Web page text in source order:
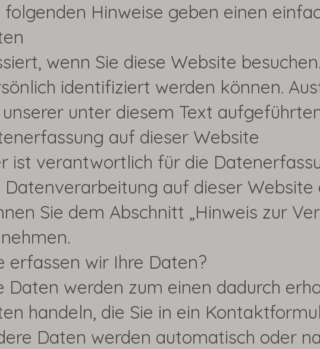
folgenden Hinweise geben einen
wenn Sie diese Website
identifiziert werden können.
unserer unter diesem Text
auf dieser Website
ist verantwortlich für die
Datenverarbeitung auf dieser
Sie dem Abschnitt „Hinweis zur
erfassen wir Ihre Daten?
Daten werden zum einen dadurch
handeln, die Sie in ein
Daten werden automatisch oder